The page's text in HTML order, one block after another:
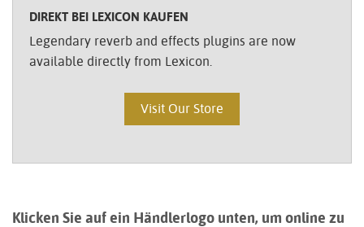
DIREKT BEI LEXICON KAUFEN
Legendary reverb and effects plugins are now
available directly from Lexicon.
Visit Our Store
Klicken Sie auf ein Händlerlogo unten, um online zu